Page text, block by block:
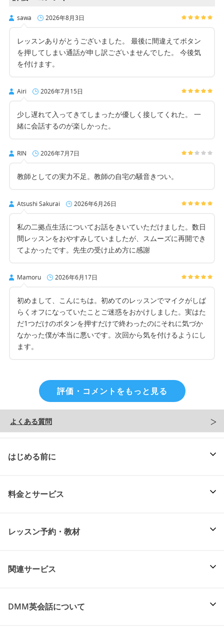
sawa 2026年8月3日
レッスンありがとうございました。 最後に間違えてボタン
を押してしまい通話が申し訳ございませんでした。 今後気
を付けます。
Airi 2026年7月15日
少し遅れて入ってきてしまったが優しく接してくれた。 一
緒に会話するのが楽しかった。
RIN 2026年7月7日
教師としての実力不足。教師の自宅の騒音きつい。
Atsushi Sakurai 2026年6月26日
私の二拠点生活についてお話をきいていただけました。数日
間レッスンをおやすみしていましたが、スムーズに再開でき
てよかったです。先生の受け止め方に感謝
Mamoru 2026年6月17日
初めまして、こんにちは。初めてのレッスンでマイクがしば
らくオフになっていたことご迷惑をおかけしました。実はた
だ1つだけのボタンを押すだけで終わったのにそれに気づか
なかった僕が本当に悪いです。次回から気を付けるようにし
ます。
評価・コメントをもっと見る
よくある質問
はじめる前に
料金とサービス
レッスン予約・教材
関連サービス
DMM英会話について